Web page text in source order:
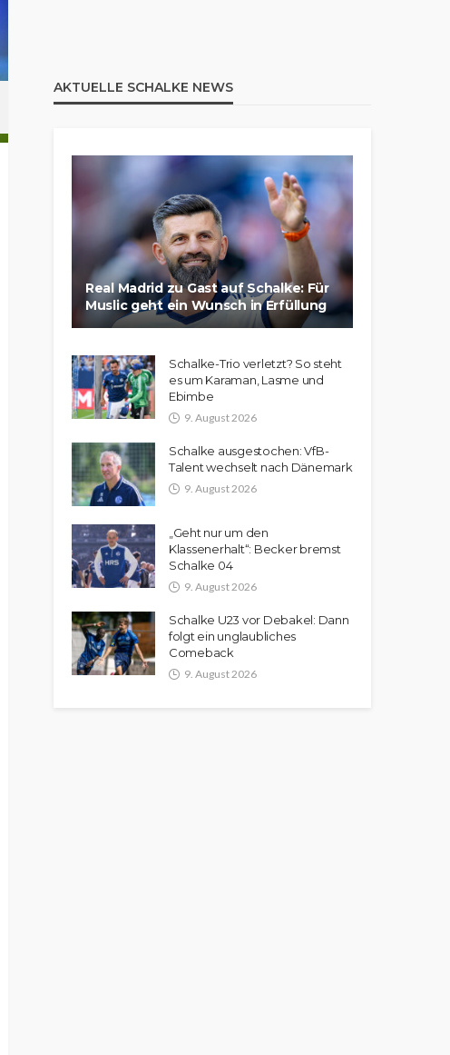
AKTUELLE SCHALKE NEWS
Real Madrid zu Gast auf Schalke: Für
Muslic geht ein Wunsch in Erfüllung
Schalke-Trio verletzt? So steht
es um Karaman, Lasme und
Ebimbe
9. August 2026
Schalke ausgestochen: VfB-
Talent wechselt nach Dänemark
9. August 2026
„Geht nur um den
Klassenerhalt“: Becker bremst
Schalke 04
9. August 2026
Schalke U23 vor Debakel: Dann
folgt ein unglaubliches
Comeback
9. August 2026